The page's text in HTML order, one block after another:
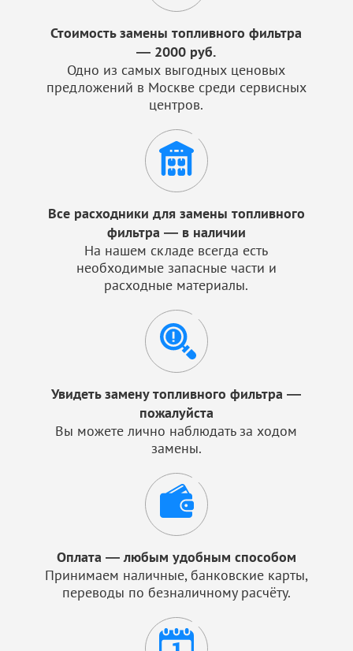
Стоимость замены топливного фильтра
— 2000 руб.
Одно из самых выгодных ценовых
предложений в Москве среди сервисных
центров.
Все расходники для замены топливного
фильтра — в наличии
На нашем складе всегда есть
необходимые запасные части и
расходные материалы.
Увидеть замену топливного фильтра —
пожалуйста
Вы можете лично наблюдать за ходом
замены.
Оплата — любым удобным способом
Принимаем наличные, банковские карты,
переводы по безналичному расчёту.